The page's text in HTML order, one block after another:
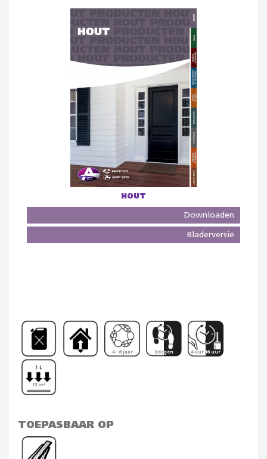
HOUT
Downloaden
Bladerversie
4 – 6 jaar 3 dagen 4 uur 16 uur
13 m²
TOEPASBAAR OP